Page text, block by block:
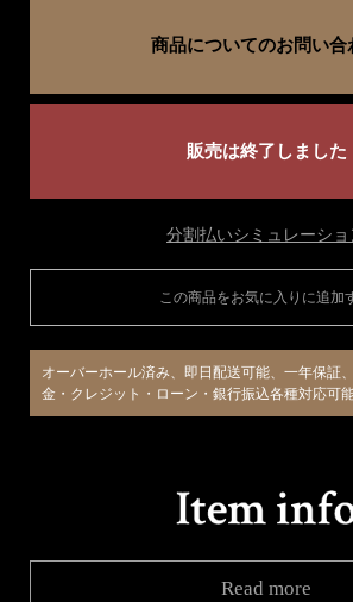
商品についてのお問い合
販売は終了しました
分割払いシミュレーショ
この商品をお気に入りに追加
オーバーホール済み、即日配送可能、一年保証
金・クレジット・ローン・銀行振込各種対応可
Read more